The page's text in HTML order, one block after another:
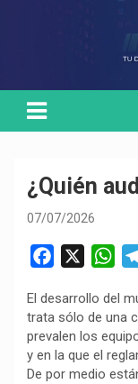
¿Quién
07/07/2026
c
e
b
o
W
a
t
s
A
El desarrollo del
trata sólo de una
prevalen los
y en la que el
De por medio